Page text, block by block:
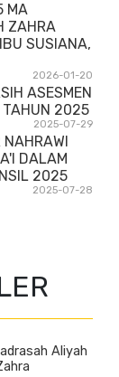
MA
ZAHRA
SUSIANA,
2026-01-20
ASESMEN
TAHUN 2025
2025-07-29
DALAM
2025
2025-07-28
Aliyah